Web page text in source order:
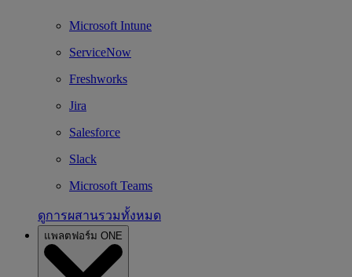
Microsoft Intune
ServiceNow
Freshworks
Jira
Salesforce
Slack
Microsoft Teams
ดูการผสานรวมทั้งหมด
แพลตฟอร์ม ONE